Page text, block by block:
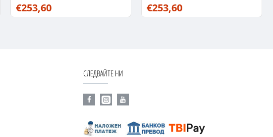
€253,60 €253,60
СЛЕДВАЙТЕ НИ